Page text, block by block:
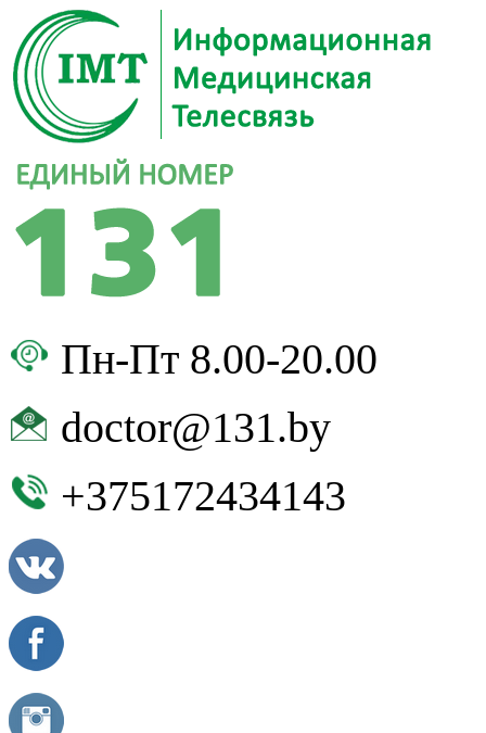
Пн-Пт 8.00-20.00
doctor@131.by
+375172434143